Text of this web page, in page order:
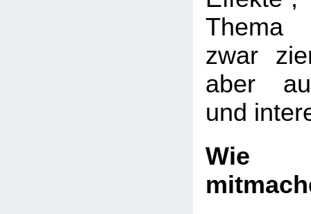
Thema
zwar
aber
und
Wie